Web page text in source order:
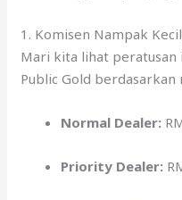
1. Komisen Nampak
Mari kita lihat
Public Gold berdasarkan
Normal Dealer:
Priority Dealer: